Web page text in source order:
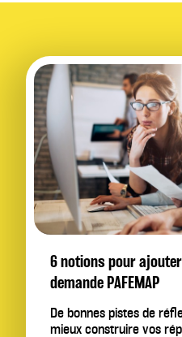
6 notions pour
demande PAFEMAP
De bonnes pistes de
mieux construire vos